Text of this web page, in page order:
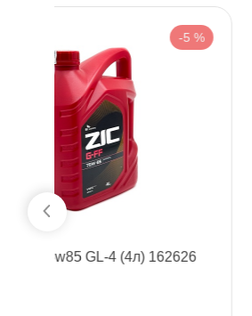
ZIC G-FF 75w85 GL-4